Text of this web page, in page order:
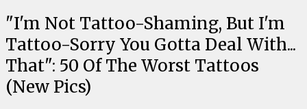
"I'm Not Tattoo-Shaming, But I'm
Tattoo-Sorry You Gotta Deal With...
That": 50 Of The Worst Tattoos
(New Pics)